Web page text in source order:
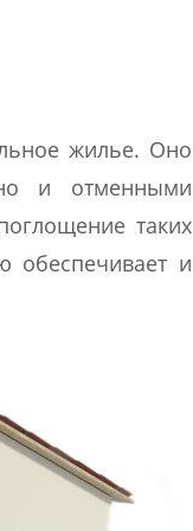
жилье. Оно
но и отменными
таких
обеспечивает и